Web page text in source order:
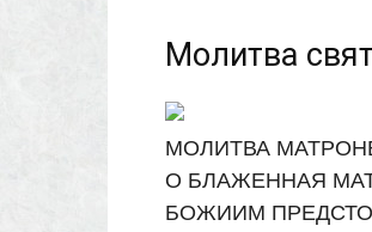
Молитва
МОЛИТВА
О БЛАЖЕННАЯ
БОЖИИМ